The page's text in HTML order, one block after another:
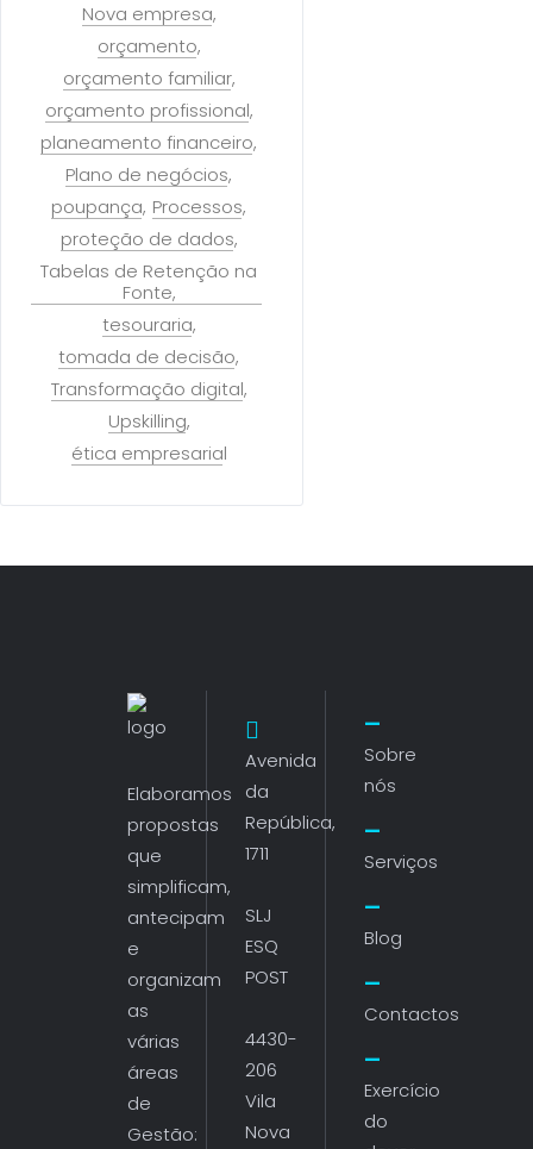
Nova empresa
orçamento
orçamento familiar
orçamento profissional
planeamento financeiro
Plano de negócios
poupança Processos
proteção de dados
Tabelas de Retenção na
Fonte
tesouraria
tomada de decisão
Transformação digital
Upskilling
ética empresarial
Elaboramos
propostas
que
simplificam,
antecipam
e
organizam
as
várias
áreas
de
Gestão:
Avenida
da
República,
1711
SLJ
ESQ
POST
4430-
206
Vila
Nova
Sobre
nós
Serviços
Blog
Contactos
Exercício
do